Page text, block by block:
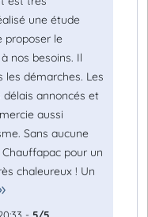
une étude
proposer le
nos besoins. Il
démarches. Les
annoncés et
aussi
Sans aucune
pour un
chaleureux ! Un